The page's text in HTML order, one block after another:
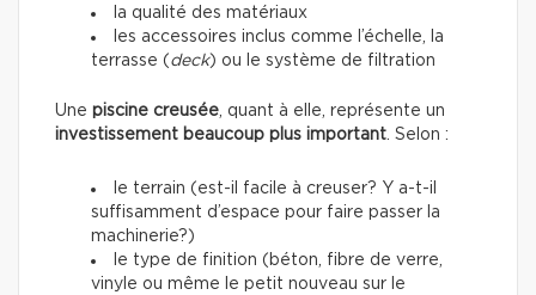
la qualité des matériaux
les accessoires inclus comme l’échelle, la
terrasse ( deck) ou le système de filtration
Une piscine creusée, quant à elle, représente un
investissement beaucoup plus important. Selon :
le terrain (est-il facile à creuser? Y a-t-il
suffisamment d’espace pour faire passer la
machinerie?)
le type de finition (béton, fibre de verre,
vinyle ou même le petit nouveau sur le